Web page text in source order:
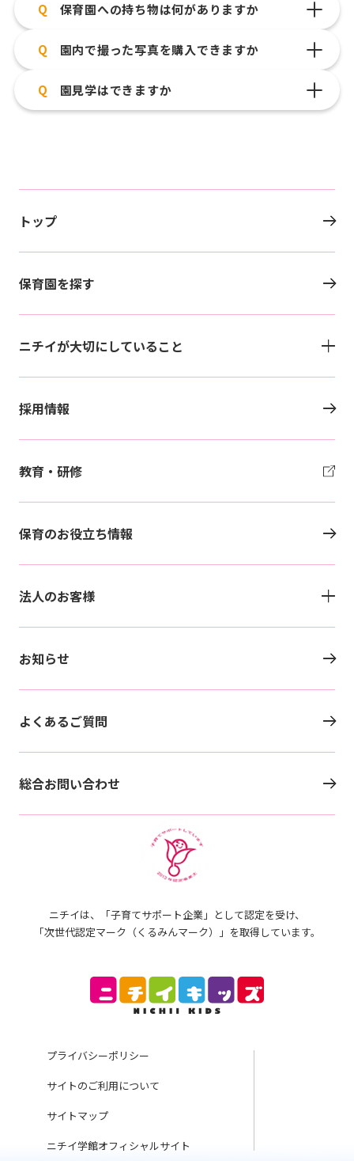
Q 保育園への持ち物は何がありますか
Q 園内で撮った写真を購入できますか
Q 園見学はできますか
ニチイは、「子育てサポート企業」として認定を受け、
「次世代認定マーク（くるみんマーク）」を取得しています。
プライバシーポリシー
サイトのご利用について
サイトマップ
ニチイ学館オフィシャルサイト
トップ
保育園を探す
ニチイが大切にしていること
採用情報
教育・研修
保育のお役立ち情報
法人のお客様
お知らせ
よくあるご質問
総合お問い合わせ